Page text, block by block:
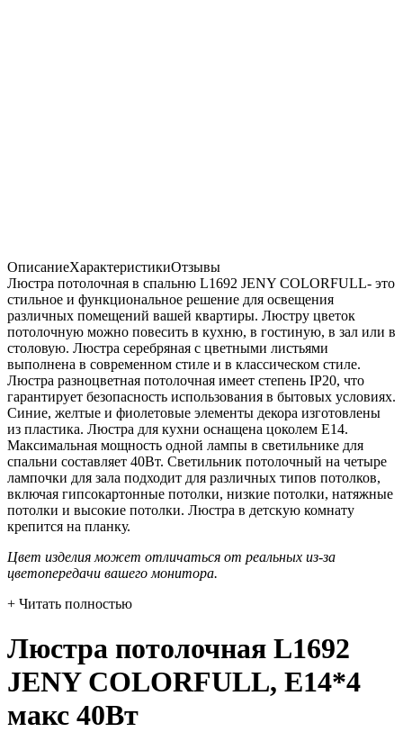
ОписаниеХарактеристикиОтзывы
Люстра потолочная в спальню L1692 JENY COLORFULL- это
стильное и функциональное решение для освещения
различных помещений вашей квартиры. Люстру цветок
потолочную можно повесить в кухню, в гостиную, в зал или в
столовую. Люстра серебряная с цветными листьями
выполнена в современном стиле и в классическом стиле.
Люстра разноцветная потолочная имеет степень IP20, что
гарантирует безопасность использования в бытовых условиях.
Синие, желтые и фиолетовые элементы декора изготовлены
из пластика. Люстра для кухни оснащена цоколем E14.
Максимальная мощность одной лампы в светильнике для
спальни составляет 40Вт. Светильник потолочный на четыре
лампочки для зала подходит для различных типов потолков,
включая гипсокартонные потолки, низкие потолки, натяжные
потолки и высокие потолки. Люстра в детскую комнату
крепится на планку.
Цвет изделия может отличаться от реальных из-за
цветопередачи вашего монитора.
+ Читать полностью
Люстра потолочная L1692
JENY COLORFULL, E14*4
макс 40Вт